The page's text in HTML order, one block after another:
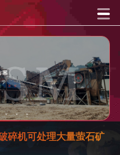
碎机可处理大量萤石矿